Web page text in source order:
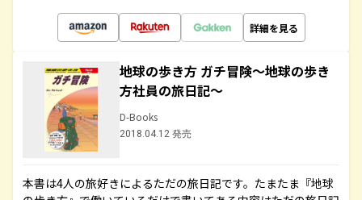
詳細を見る
地球の歩き方 ガチ冒険～地球の歩き
方社員の旅日記～
D-Books
2018.04.12 発売
本書は4人の旅好きによるただの旅日記です。たまたま『地球